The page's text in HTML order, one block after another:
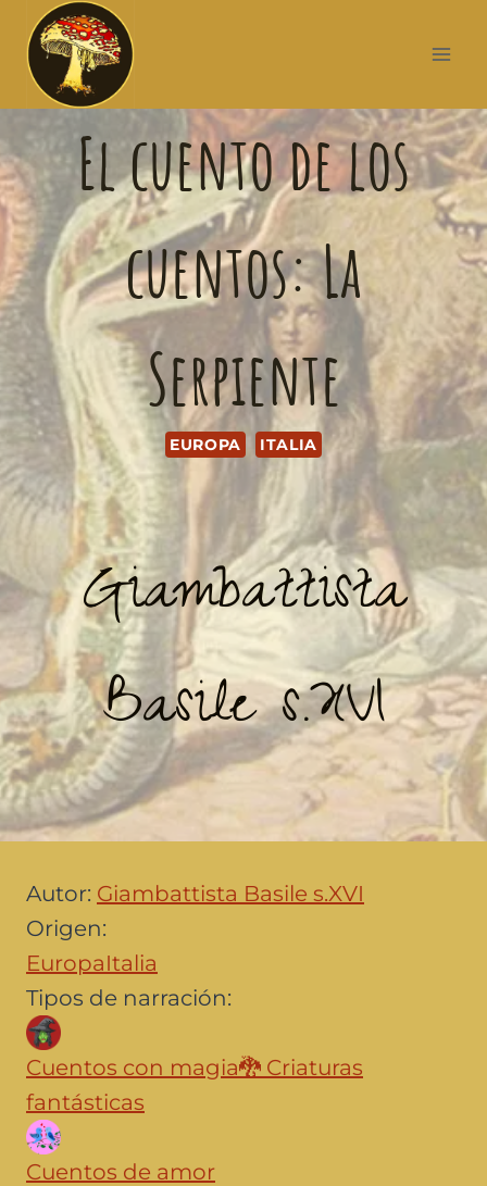
El cuento de los
cuentos: La
Serpiente
EUROPA ITALIA
Giambattista
Basile s.XVI
Autor: Giambattista Basile s.XVI
Origen:
EuropaItalia
Tipos de narración:
Cuentos con magia🐉 Criaturas
fantásticas
Cuentos de amor